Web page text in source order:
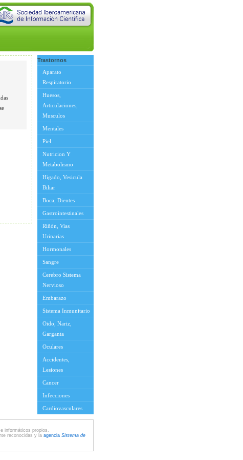
Trastornos
Aparato
Respiratorio
Huesos,
Articulaciones,
Musculos
Mentales
Piel
Nutricion Y
Metabolismo
Higado, Vesicula
Biliar
Boca, Dientes
Gastrointestinales
Riñón, Vias
Urinarias
Hormonales
Sangre
Cerebro Sistema
Nervioso
Embarazo
Sistema Inmunitario
Oido, Nariz,
Garganta
Oculares
Accidentes,
Lesiones
Cancer
Infecciones
Cardiovasculares
informáticos propios.
reconocidas y la agencia Sistema de